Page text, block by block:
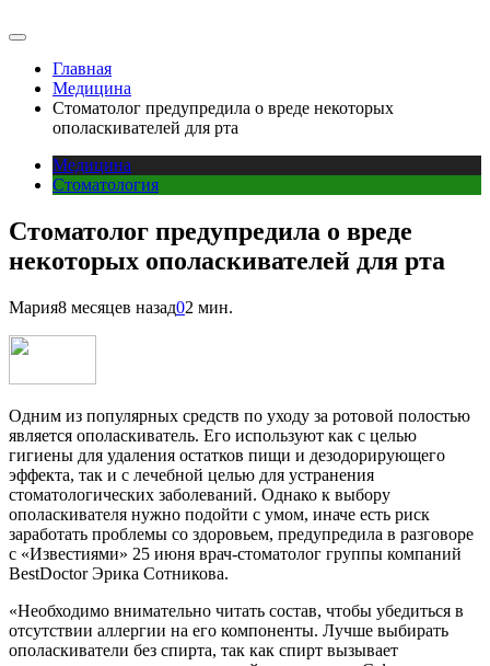
Главная
Медицина
Стоматолог предупредила о вреде некоторых
ополаскивателей для рта
Медицина
Стоматология
Стоматолог предупредила о вреде
некоторых ополаскивателей для рта
Мария8 месяцев назад02 мин.
Одним из популярных средств по уходу за ротовой полостью
является ополаскиватель. Его используют как с целью
гигиены для удаления остатков пищи и дезодорирующего
эффекта, так и с лечебной целью для устранения
стоматологических заболеваний. Однако к выбору
ополаскивателя нужно подойти с умом, иначе есть риск
заработать проблемы со здоровьем, предупредила в разговоре
с «Известиями» 25 июня врач-стоматолог группы компаний
BestDoctor Эрика Сотникова.
«Необходимо внимательно читать состав, чтобы убедиться в
отсутствии аллергии на его компоненты. Лучше выбирать
ополаскиватели без спирта, так как спирт вызывает